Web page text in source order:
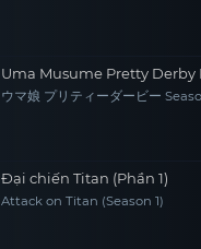
Uma Musume Pretty Derby
ウマ娘 プリティーダービー
Đại chiến Titan (Phần 1)
Attack on Titan (Season 1)